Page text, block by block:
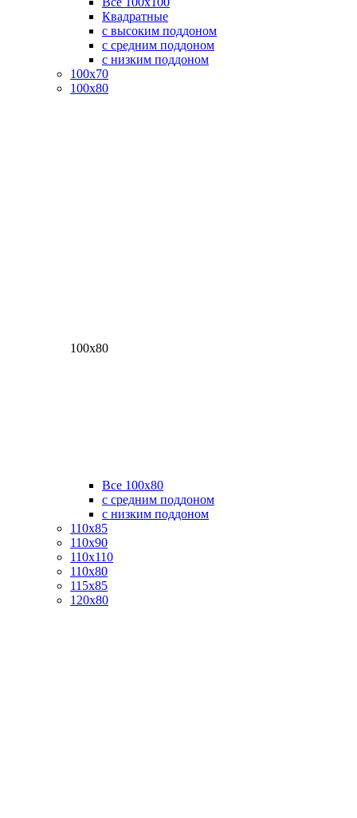
Квадратные
с высоким поддоном
с средним поддоном
с низким поддоном
100х70
100х80
100х80
Все 100х80
с средним поддоном
с низким поддоном
110х85
110х90
110х110
110х80
115х85
120х80